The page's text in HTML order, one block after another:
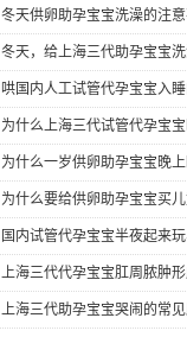
冬天供卵助孕宝宝洗澡的注
冬天，给上海三代助孕宝宝
哄国内人工试管代孕宝宝入
为什么上海三代试管代孕宝
为什么一岁供卵助孕宝宝晚
为什么要给供卵助孕宝宝买
国内试管代孕宝宝半夜起来玩
上海三代代孕宝宝肛周脓肿
上海三代助孕宝宝哭闹的常